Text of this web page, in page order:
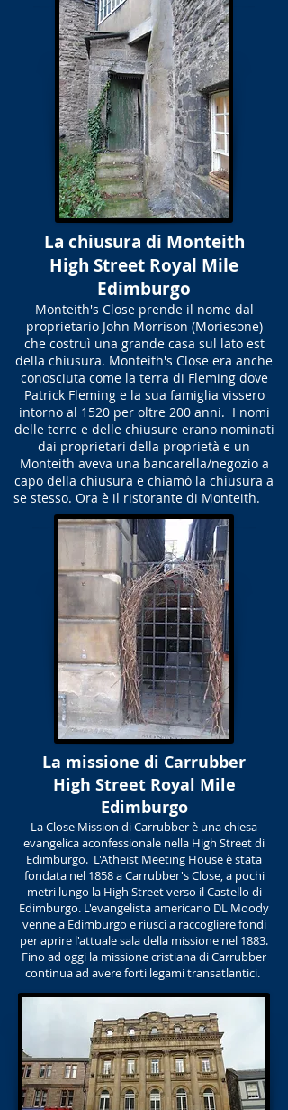
La chiusura di Monteith
High Street Royal Mile
Edimburgo
Monteith's Close prende il nome dal
proprietario John Morrison (Moriesone)
che costruì una grande casa sul lato est
della chiusura. Monteith's Close era anche
conosciuta come la terra di Fleming dove
Patrick Fleming e la sua famiglia vissero
intorno al 1520 per oltre 200 anni. I nomi
delle terre e delle chiusure erano nominati
dai proprietari della proprietà e un
Monteith aveva una bancarella/negozio a
capo della chiusura e chiamò la chiusura a
se stesso. Ora è il ristorante di Monteith.
La missione di Carrubber
High Street Royal Mile
Edimburgo
La Close Mission di Carrubber è una chiesa
evangelica aconfessionale nella High Street di
Edimburgo. L'Atheist Meeting House è stata
fondata nel 1858 a Carrubber's Close, a pochi
metri lungo la High Street verso il Castello di
Edimburgo. L'evangelista americano DL Moody
venne a Edimburgo e riuscì a raccogliere fondi
per aprire l'attuale sala della missione nel 1883.
Fino ad oggi la missione cristiana di Carrubber
continua ad avere forti legami transatlantici.